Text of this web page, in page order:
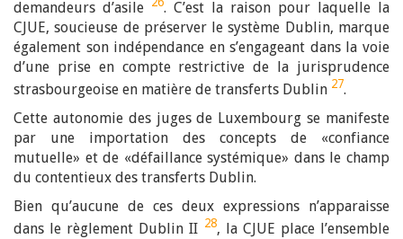
demandeurs d’asile
. C’est la raison pour laquelle la
CJUE, soucieuse de préserver le système Dublin, marque
également son indépendance en s’engageant dans la voie
d’une prise en compte restrictive de la jurisprudence
strasbourgeoise en matière de transferts Dublin 27.
Cette autonomie des juges de Luxembourg se manifeste
par une importation des concepts de «confiance
mutuelle» et de «défaillance systémique» dans le champ
du contentieux des transferts Dublin.
Bien qu’aucune de ces deux expressions n’apparaisse
dans le règlement Dublin II 28, la CJUE place l’ensemble